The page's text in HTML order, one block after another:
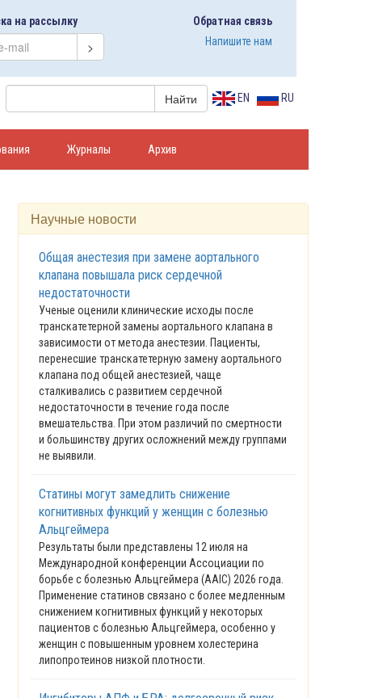
на рассылку
Обратная связь
Напишите нам
RU
EN
Журналы Архив
Научные новости
Общая анестезия при замене аортального
клапана повышала риск сердечной
недостаточности
Ученые оценили клинические исходы после
транскатетерной замены аортального клапана в
зависимости от метода анестезии. Пациенты,
перенесшие транскатетерную замену аортального
клапана под общей анестезией, чаще
сталкивались с развитием сердечной
недостаточности в течение года после
вмешательства. При этом различий по смертности
и большинству других осложнений между группами
не выявили.
Статины могут замедлить снижение
когнитивных функций у женщин с болезнью
Альцгеймера
Результаты были представлены 12 июля на
Международной конференции Ассоциации по
борьбе с болезнью Альцгеймера (AAIC) 2026 года.
Применение статинов связано с более медленным
снижением когнитивных функций у некоторых
пациентов с болезнью Альцгеймера, особенно у
женщин с повышенным уровнем холестерина
липопротеинов низкой плотности.